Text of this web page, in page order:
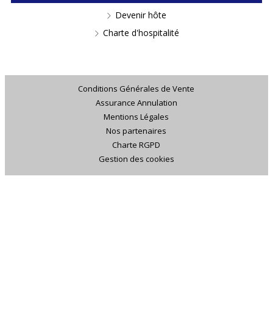
Devenir hôte
Charte d'hospitalité
Conditions Générales de Vente
Assurance Annulation
Mentions Légales
Nos partenaires
Charte RGPD
Gestion des cookies